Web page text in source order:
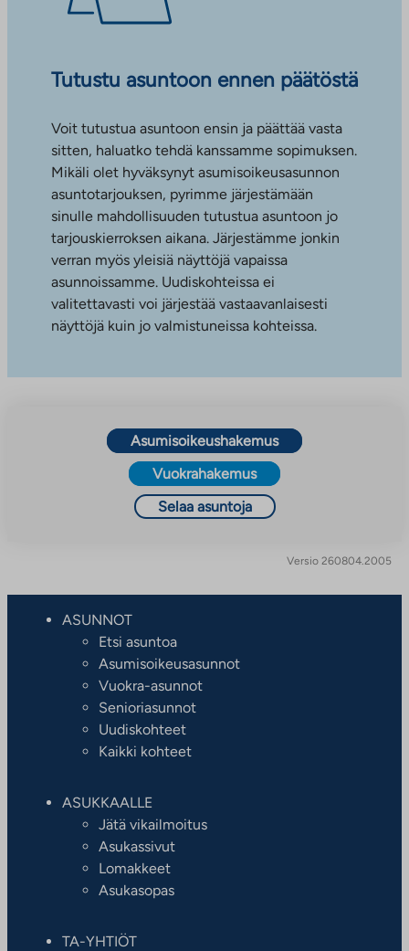
Tutustu asuntoon ennen päätöstä
Voit tutustua asuntoon ensin ja päättää vasta
sitten, haluatko tehdä kanssamme sopimuksen.
Mikäli olet hyväksynyt asumisoikeusasunnon
asuntotarjouksen, pyrimme järjestämään
sinulle mahdollisuuden tutustua asuntoon jo
tarjouskierroksen aikana. Järjestämme jonkin
verran myös yleisiä näyttöjä vapaissa
asunnoissamme. Uudiskohteissa ei
valitettavasti voi järjestää vastaavanlaisesti
näyttöjä kuin jo valmistuneissa kohteissa.
Asumisoikeushakemus
Vuokrahakemus
Selaa asuntoja
Versio 260804.2005
ASUNNOT
Etsi asuntoa
Asumisoikeusasunnot
Vuokra-asunnot
Senioriasunnot
Uudiskohteet
Kaikki kohteet
ASUKKAALLE
Jätä vikailmoitus
Asukassivut
Lomakkeet
Asukasopas
TA-YHTIÖT